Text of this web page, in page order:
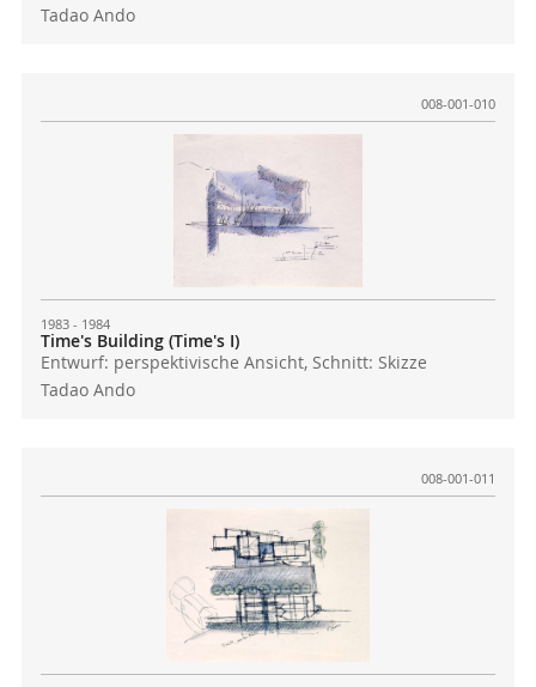
Tadao Ando
008-001-010
1983 - 1984
Time's Building (Time's I)
Entwurf: perspektivische Ansicht, Schnitt: Skizze
Tadao Ando
008-001-011